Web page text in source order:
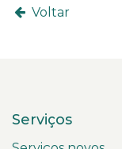
Voltar
Serviços